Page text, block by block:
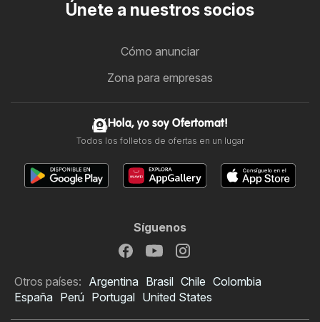
Únete a nuestros socios
Cómo anunciar
Zona para empresas
Hola, yo soy Ofertomat!
Todos los folletos de ofertas en un lugar
Síguenos
Otros países: Argentina Brasil Chile Colombia
España Perú Portugal United States